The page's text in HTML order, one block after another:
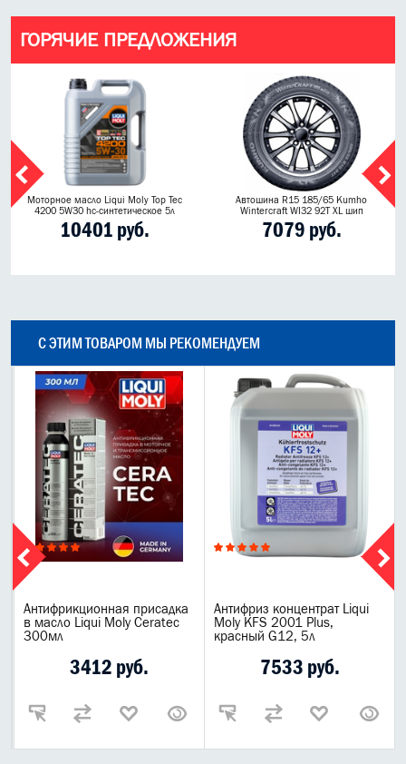
ГОРЯЧИЕ ПРЕДЛОЖЕНИЯ
Моторное масло Liqui Moly Top Tec
4200 5W30 hc-синтетическое 5л
10401 руб.
Автошина R15 185/65 Kumho
Wintercraft WI32 92T XL шип
7079 руб.
С ЭТИМ ТОВАРОМ МЫ РЕКОМЕНДУЕМ
Антифрикционная присадка
в масло Liqui Moly Ceratec
300мл
3412 руб.
Антифриз концентрат Liqui
Moly KFS 2001 Plus,
красный G12, 5л
7533 руб.